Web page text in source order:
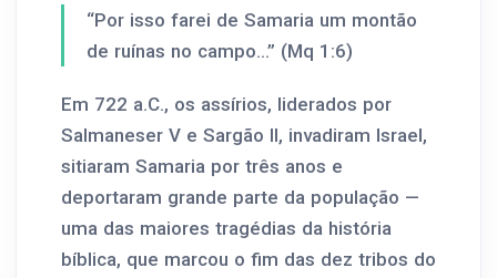
“Por isso farei de Samaria um montão
de ruínas no campo…” (Mq 1:6)
Em 722 a.C., os assírios, liderados por
Salmaneser V e Sargão II, invadiram Israel,
sitiaram Samaria por três anos e
deportaram grande parte da população —
uma das maiores tragédias da história
bíblica, que marcou o fim das dez tribos do